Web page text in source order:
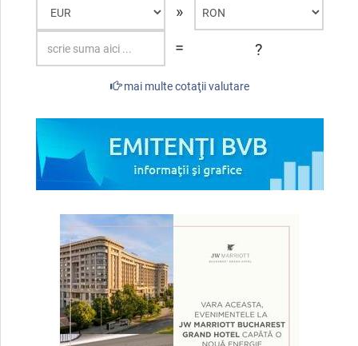
»
=
?
mai multe cotaţii valutare